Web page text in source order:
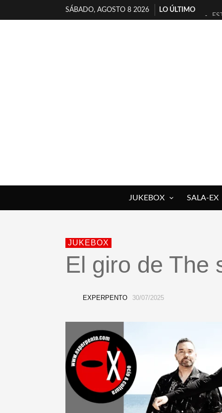
SÁBADO, AGOSTO 8 2026
LO ÚLTIMO
JUKEBOX SALA-EX
JUKEBOX
El giro de The
EXPERPENTO 30/07/2025